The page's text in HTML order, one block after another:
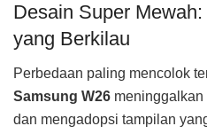
Desain Super
yang Berkilau
Perbedaan paling mencolok
Samsung W26
dan mengadopsi tampilan